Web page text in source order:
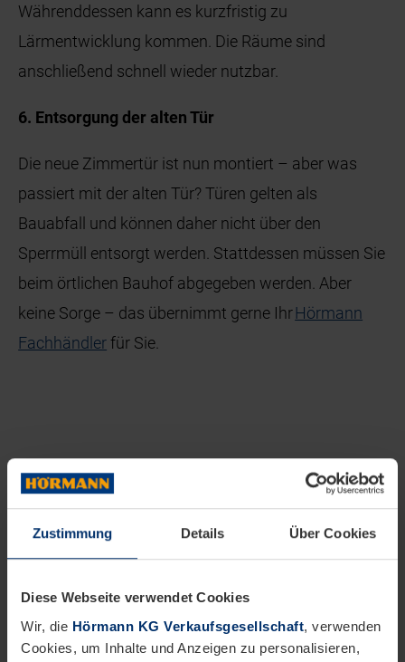
Zustimmung Details Über Cookies
Diese Webseite verwendet Cookies
Wir, die Hörmann KG Verkaufsgesellschaft, verwenden
Cookies, um Inhalte und Anzeigen zu personalisieren,
Währenddessen kann es kurzfristig zu
Lärmentwicklung kommen. Die Räume sind
anschließend schnell wieder nutzbar.
6. Entsorgung der alten Tür
Die neue Zimmertür ist nun montiert – aber was
passiert mit der alten Tür? Türen gelten als
Bauabfall und können daher nicht über den
Sperrmüll entsorgt werden. Stattdessen müssen Sie
beim örtlichen Bauhof abgegeben werden. Aber
keine Sorge – das übernimmt gerne IhrHörmann
Fachhändlerfür Sie.